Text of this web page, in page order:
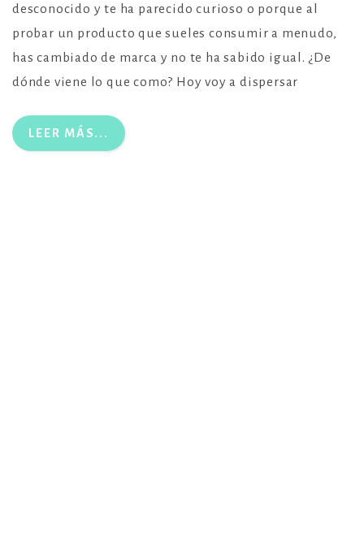
desconocido y te ha parecido curioso o porque al
probar un producto que sueles consumir a menudo,
has cambiado de marca y no te ha sabido igual. ¿De
dónde viene lo que como? Hoy voy a dispersar
LEER MÁS...